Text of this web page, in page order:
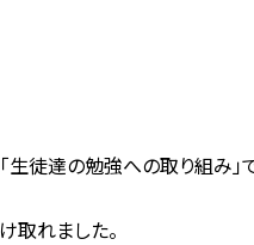
徒達の勉強への取り組み」
取れました。